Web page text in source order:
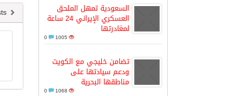
السعودية تمهل الملحق
العسكري الإيراني 24 ساعة
لمغادرتها
1005
تضامن خليجي مع الكويت
ودعم سيادتها على
مناطقها البحرية
1068